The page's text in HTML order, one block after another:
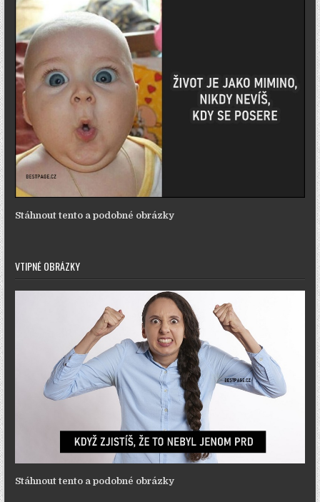
Stáhnout tento a podobné obrázky
VTIPNÉ OBRÁZKY
Stáhnout tento a podobné obrázky